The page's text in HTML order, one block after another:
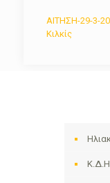
ΑΙΤΗΣΗ-29-3-
Κιλκίς